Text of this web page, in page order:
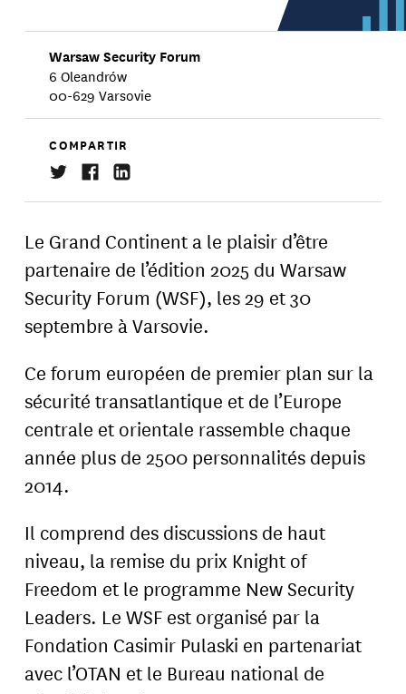
Warsaw Security Forum
6 Oleandrów
00-629 Varsovie
COMPARTIR
Le Grand Continent a le plaisir d’être
partenaire de l’édition 2025 du Warsaw
Security Forum (WSF), les 29 et 30
septembre à Varsovie.
Ce forum européen de premier plan sur la
sécurité transatlantique et de l’Europe
centrale et orientale rassemble chaque
année plus de 2500 personnalités depuis
2014.
Il comprend des discussions de haut
niveau, la remise du prix Knight of
Freedom et le programme New Security
Leaders. Le WSF est organisé par la
Fondation Casimir Pulaski en partenariat
avec l’OTAN et le Bureau national de